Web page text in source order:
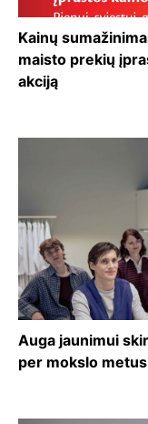
Kainų
maisto prekių
akciją
Auga jaunimui
per mokslo